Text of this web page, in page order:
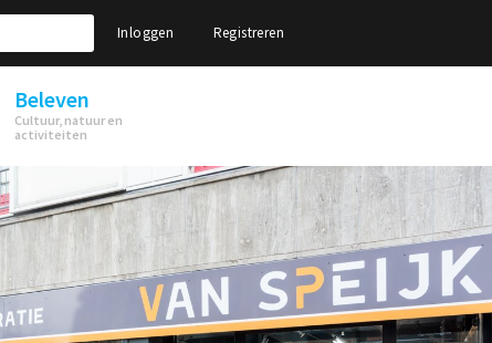
Inloggen Registreren
Beleven
Cultuur, natuur en
activiteiten